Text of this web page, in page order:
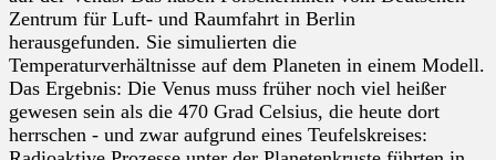
Zentrum für Luft- und Raumfahrt in Berlin
herausgefunden. Sie simulierten die
Temperaturverhältnisse auf dem Planeten in einem Modell.
Das Ergebnis: Die Venus muss früher noch viel heißer
gewesen sein als die 470 Grad Celsius, die heute dort
herrschen - und zwar aufgrund eines Teufelskreises: